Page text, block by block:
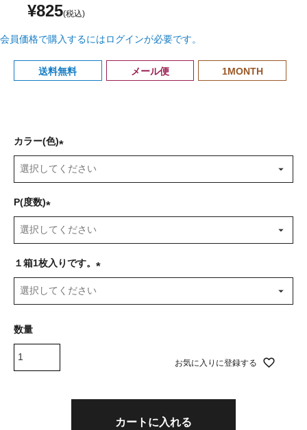
¥825
会員価格で購入するにはログインが必要です。
送料無料 メール便 1MONTH
カラー(色)
必
)
P(度数)
必
須
)
１箱1枚入りです。
必
お気に入りに登録する
カートに入れる